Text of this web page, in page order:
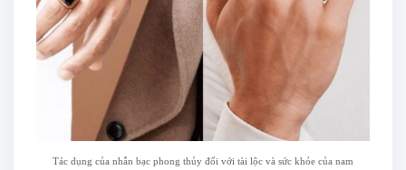
Tác dụng của nhẫn bạc phong thủy đối với tài lộc và sức khỏe của nam